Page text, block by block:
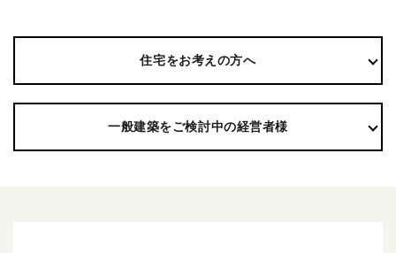
住宅をお考えの方へ
一般建築をご検討中の経営者様